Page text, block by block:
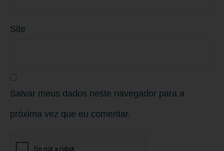
Site
Salvar meus dados neste navegador para a
próxima vez que eu comentar.